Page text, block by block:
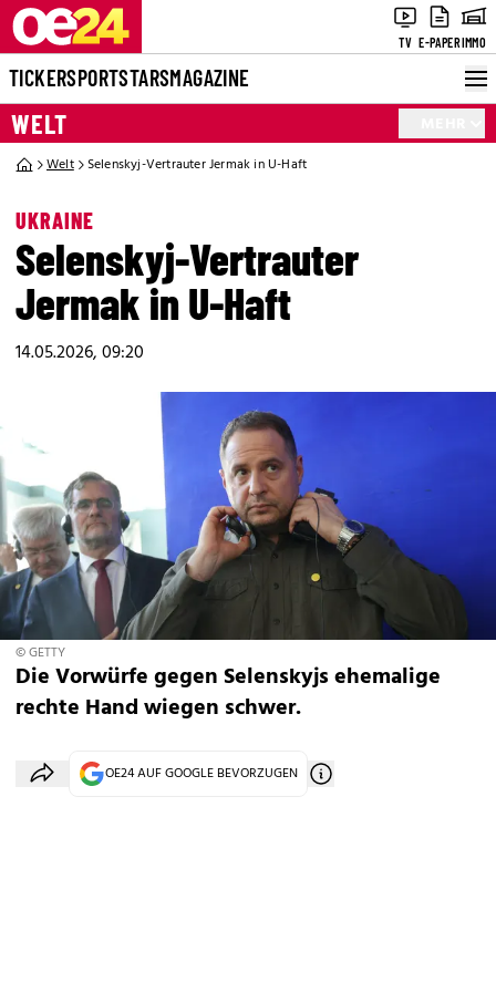
TV E-PAPERIMMO
TICKERSPORTSTARSMAGAZINE
WELT
Welt Selenskyj-Vertrauter Jermak in U-Haft
UKRAINE
Selenskyj-Vertrauter
Jermak in U-Haft
14.05.2026, 09:20
© GETTY
Die Vorwürfe gegen Selenskyjs ehemalige
rechte Hand wiegen schwer.
OE24 AUF GOOGLE BEVORZUGEN